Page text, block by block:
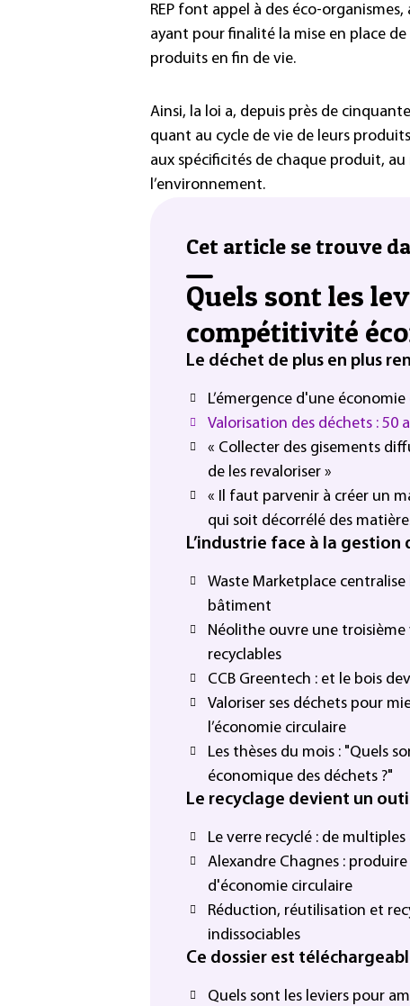
REP font appel à des éco-
ayant pour finalité la mise en place
produits en fin de vie.
Ainsi, la loi a, depuis près de
quant au cycle de vie de leurs
aux spécificités de chaque produit,
l’environnement.
Cet article se trouve
Quels sont les
compétitivité
Le déchet de plus en plus
L’émergence d'une
Valorisation des déchets : 50
« Collecter des gisements
de les revaloriser »
« Il faut parvenir à créer un
qui soit décorrélé des
L’industrie face à la gestion
Waste Marketplace
bâtiment
Néolithe ouvre une
recyclables
CCB Greentech : et le bois
Valoriser ses déchets pour
l’économie circulaire
Les thèses du mois : "Quels
économique des déchets ?"
Le recyclage devient un
Le verre recyclé : de
Alexandre Chagnes :
d'économie circulaire
Réduction, réutilisation et
indissociables
Ce dossier est
Quels sont les leviers pour